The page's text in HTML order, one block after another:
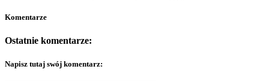
Komentarze
Ostatnie komentarze:
Napisz tutaj swój komentarz: